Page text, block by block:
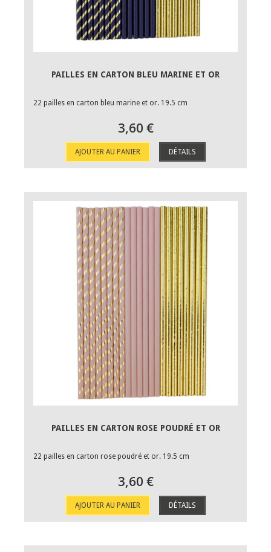
PAILLES EN CARTON BLEU MARINE ET OR
22 pailles en carton bleu marine et or. 19.5 cm
3,60 €
AJOUTER AU PANIER DÉTAILS
PAILLES EN CARTON ROSE POUDRÉ ET OR
22 pailles en carton rose poudré et or. 19.5 cm
3,60 €
AJOUTER AU PANIER DÉTAILS